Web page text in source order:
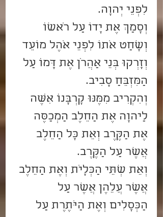
לִפְנֵי יְהוָה.
וְסָמַךְ אֶת יָדוֹ עַל רֹאשׁוֹ
וְשָׁחַט אֹתוֹ לִפְנֵי אֹהֶל מוֹעֵד
וְזָרְקוּ בְּנֵי אַהֲרֹן אֶת דָּמוֹ עַל
הַמִּזְבֵּחַ סָבִיב.
וְהִקְרִיב מִמֶּנּוּ קָרְבָּנוֹ אִשֶּׁה
לַיהוָה אֶת הַחֵלֶב הַמְכַסֶּה
אֶת הַקֶּרֶב וְאֵת כָּל הַחֵלֶב
אֲשֶׁר עַל הַקֶּרֶב.
וְאֵת שְׁתֵּי הַכְּלָיֹת וְאֶת הַחֵלֶב
אֲשֶׁר עֲלֵהֶן אֲשֶׁר עַל
הַכְּסָלִים וְאֶת הַיֹּתֶרֶת עַל